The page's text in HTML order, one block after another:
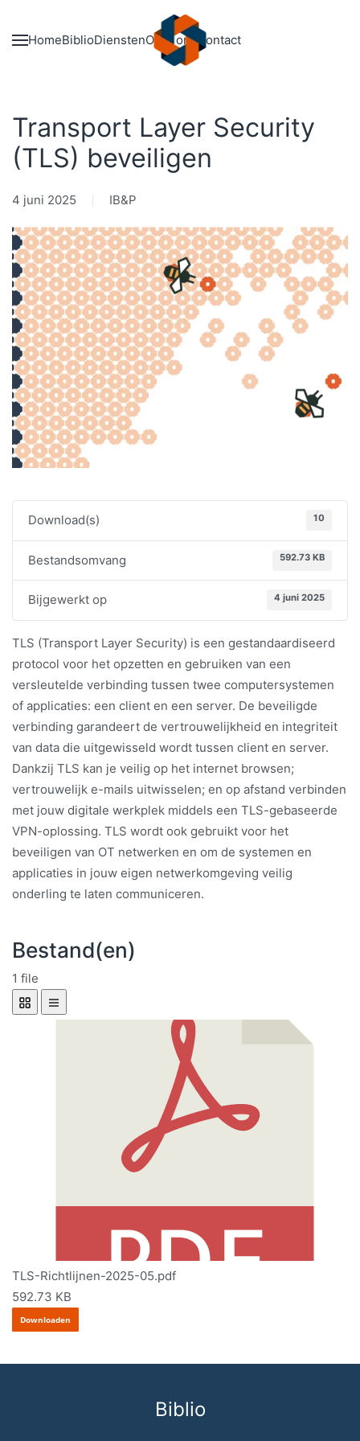
Skip to main content
HomeBiblioDienstenOver onsContact
Transport Layer Security
(TLS) beveiligen
4 juni 2025 IB&P
Download(s) 10
Bestandsomvang 592.73 KB
Bijgewerkt op 4 juni 2025
TLS (Transport Layer Security) is een gestandaardiseerd
protocol voor het opzetten en gebruiken van een
versleutelde verbinding tussen twee computersystemen
of applicaties: een client en een server. De beveiligde
verbinding garandeert de vertrouwelijkheid en integriteit
van data die uitgewisseld wordt tussen client en server.
Dankzij TLS kan je veilig op het internet browsen;
vertrouwelijk e-mails uitwisselen; en op afstand verbinden
met jouw digitale werkplek middels een TLS-gebaseerde
VPN-oplossing. TLS wordt ook gebruikt voor het
beveiligen van OT netwerken en om de systemen en
applicaties in jouw eigen netwerkomgeving veilig
onderling te laten communiceren.
Bestand(en)
1 file
TLS-Richtlijnen-2025-05.pdf
592.73 KB
Downloaden
Biblio